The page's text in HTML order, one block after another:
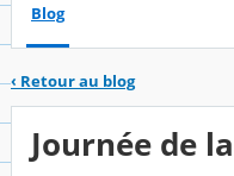
Blog
‹ Retour au blog
Journée de